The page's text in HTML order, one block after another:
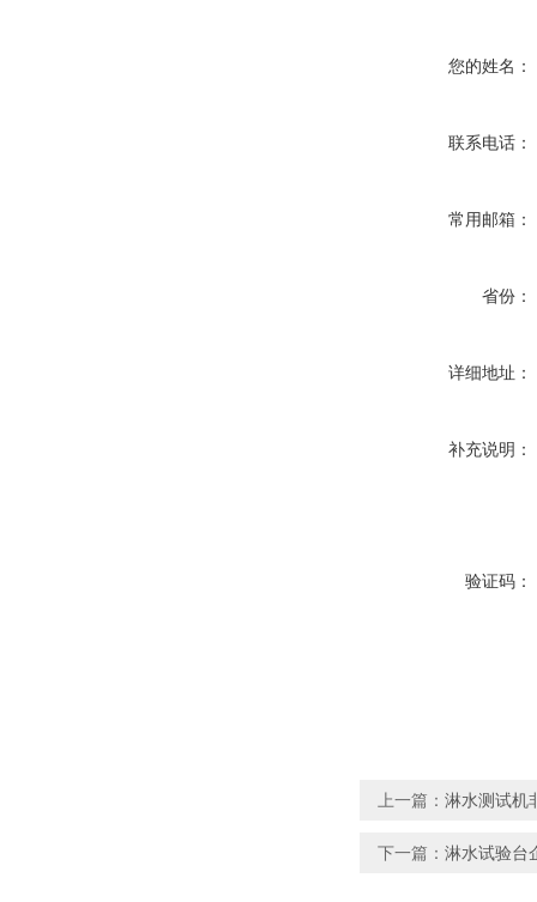
您的姓名：
联系电话：
常用邮箱：
省份：
详细地址：
补充说明：
验证码：
上一篇： 淋水测试机
下一篇： 淋水试验台